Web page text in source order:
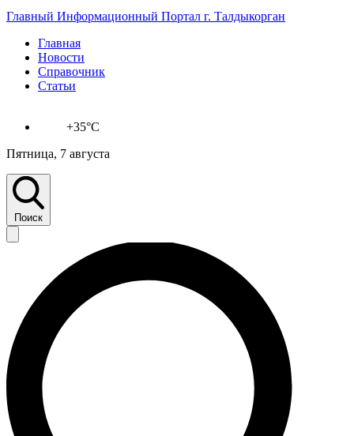
Главный Информационный Портал г. Талдыкорган
Главная
Новости
Справочник
Статьи
+35°C
Пятница, 7 августа
Поиск